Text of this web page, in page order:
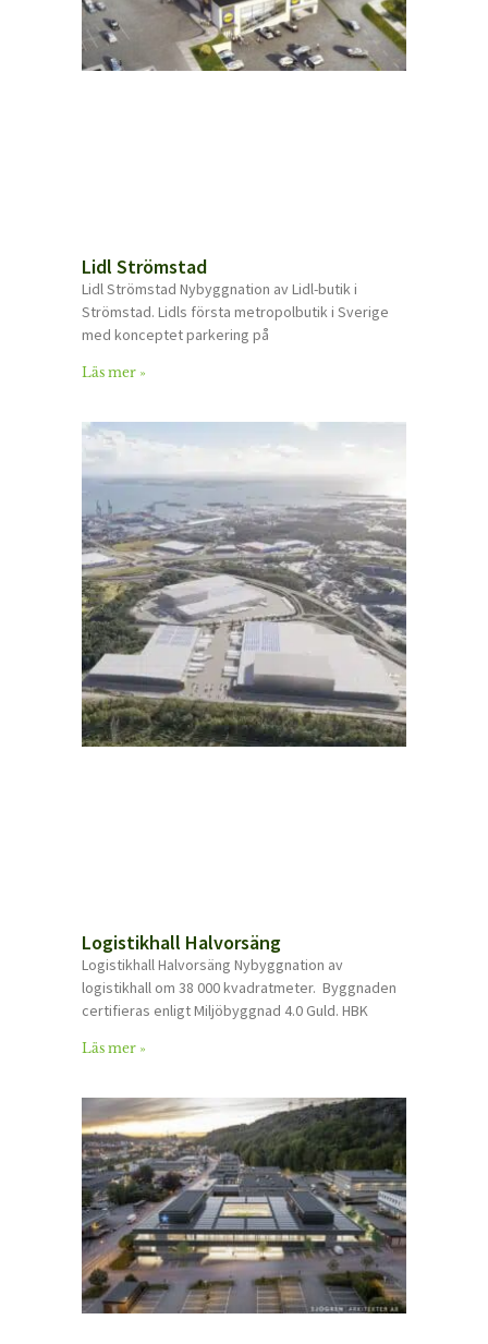
Lidl Strömstad
Lidl Strömstad Nybyggnation av Lidl-butik i
Strömstad. Lidls första metropolbutik i Sverige
med konceptet parkering på
Läs mer »
Logistikhall Halvorsäng
Logistikhall Halvorsäng Nybyggnation av
logistikhall om 38 000 kvadratmeter. Byggnaden
certifieras enligt Miljöbyggnad 4.0 Guld. HBK
Läs mer »